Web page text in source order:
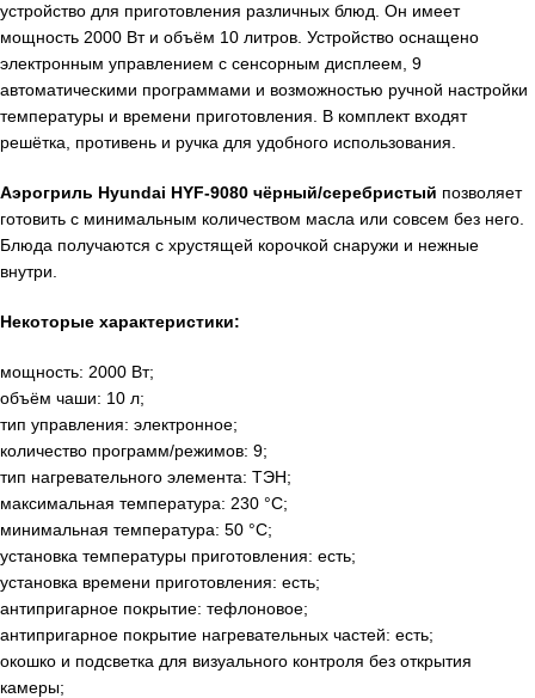
устройство для приготовления различных блюд. Он имеет
мощность 2000 Вт и объём 10 литров. Устройство оснащено
электронным управлением с сенсорным дисплеем, 9
автоматическими программами и возможностью ручной настройки
температуры и времени приготовления. В комплект входят
решётка, противень и ручка для удобного использования.
Аэрогриль Hyundai HYF-9080 чёрный/серебристый позволяет
готовить с минимальным количеством масла или совсем без него.
Блюда получаются с хрустящей корочкой снаружи и нежные
внутри.
Некоторые характеристики:
мощность: 2000 Вт;
объём чаши: 10 л;
тип управления: электронное;
количество программ/режимов: 9;
тип нагревательного элемента: ТЭН;
максимальная температура: 230 °С;
минимальная температура: 50 °С;
установка температуры приготовления: есть;
установка времени приготовления: есть;
антипригарное покрытие: тефлоновое;
антипригарное покрытие нагревательных частей: есть;
окошко и подсветка для визуального контроля без открытия
камеры;